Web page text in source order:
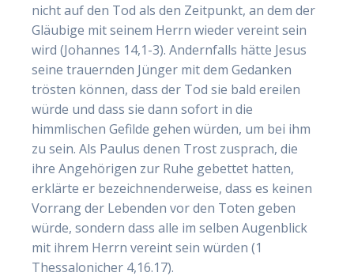
nicht auf den Tod als den Zeitpunkt, an dem der
Gläubige mit seinem Herrn wieder vereint sein
wird (Johannes 14,1-3). Andernfalls hätte Jesus
seine trauernden Jünger mit dem Gedanken
trösten können, dass der Tod sie bald ereilen
würde und dass sie dann sofort in die
himmlischen Gefilde gehen würden, um bei ihm
zu sein. Als Paulus denen Trost zusprach, die
ihre Angehörigen zur Ruhe gebettet hatten,
erklärte er bezeichnenderweise, dass es keinen
Vorrang der Lebenden vor den Toten geben
würde, sondern dass alle im selben Augenblick
mit ihrem Herrn vereint sein würden (1
Thessalonicher 4,16.17).